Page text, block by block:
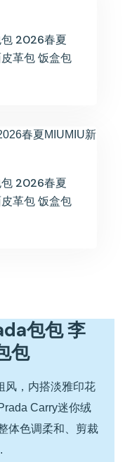
2026春夏
革包 饭盒包
2026春夏
革包 饭盒包
包包 李
包
风，内搭淡雅印花
Carry迷你绒
体色调柔和、剪裁